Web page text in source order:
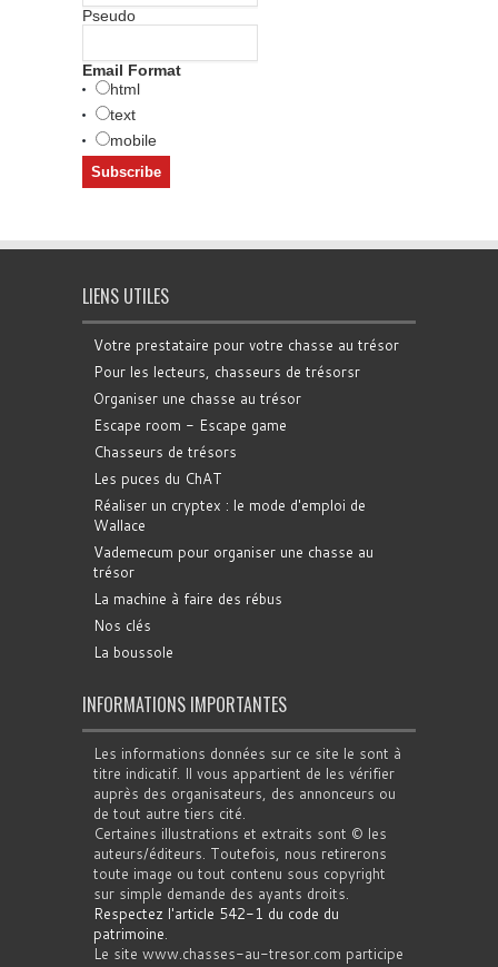
Pseudo
Email Format
html
text
mobile
LIENS UTILES
Votre prestataire pour votre chasse au trésor
Pour les lecteurs, chasseurs de trésorsr
Organiser une chasse au trésor
Escape room - Escape game
Chasseurs de trésors
Les puces du ChAT
Réaliser un cryptex : le mode d'emploi de
Wallace
Vademecum pour organiser une chasse au
trésor
La machine à faire des rébus
Nos clés
La boussole
INFORMATIONS IMPORTANTES
Les informations données sur ce site le sont à
titre indicatif. Il vous appartient de les vérifier
auprès des organisateurs, des annonceurs ou
de tout autre tiers cité.
Certaines illustrations et extraits sont © les
auteurs/éditeurs. Toutefois, nous retirerons
toute image ou tout contenu sous copyright
sur simple demande des ayants droits.
Respectez l'article 542-1 du code du
patrimoine.
Le site www.chasses-au-tresor.com participe